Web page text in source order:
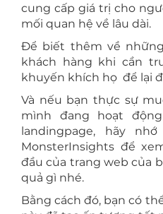
cung cấp giá trị cho
mối quan hệ về lâu dài.
Để biết thêm về
khách hàng khi cần
khuyến khích họ để lại
Và nếu bạn thực sự
mình đang hoạt
landingpage, hãy
MonsterInsights để
đầu của trang web của
quả gì nhé.
Bằng cách đó, bạn có